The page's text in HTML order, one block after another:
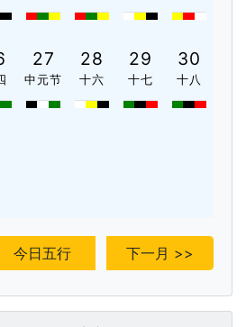
27
中元节
28
十六
29
十七
30
十八
今日五行 下一月 >>